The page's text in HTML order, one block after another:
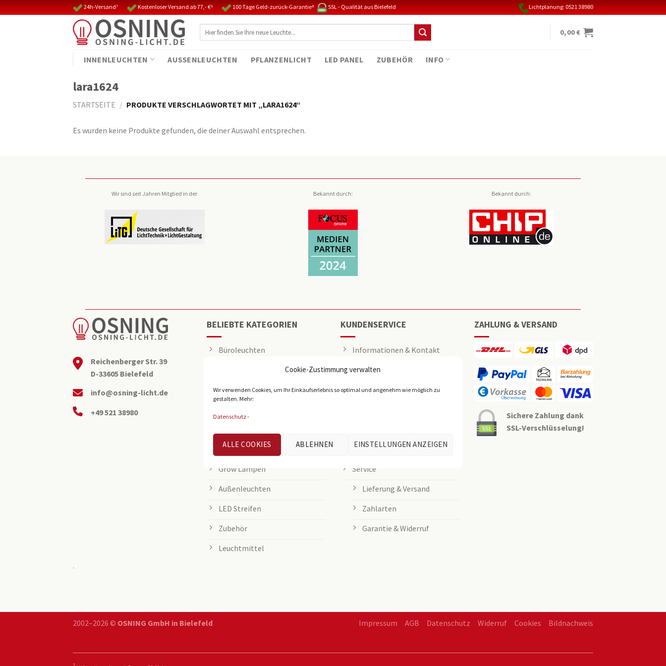
Cookie-Zustimmung verwalten
Wir verwenden Cookies, um Ihr Einkaufserlebnis so optimal und angenehm wie möglich zu
gestalten. Mehr:
Datenschutz-
ALLE COOKIES ABLEHNEN EINSTELLUNGEN ANZEIGEN
Skip
to
24h-Versand⁷ Kostenloser Versand ab 77,- €⁵ 100 Tage Geld-zurück-Garantie⁸ SSL - Qualität aus Bielefeld Lichtplanung: 0521 38980
Suche
0,00€
INNENLEUCHTEN AUSSENLEUCHTEN PFLANZENLICHT LED PANEL ZUBEHÖR INFO
lara1624
STARTSEITE / PRODUKTE VERSCHLAGWORTET MIT „LARA1624“
Es wurden keine Produkte gefunden, die deiner Auswahl entsprechen.
Wir sind seit Jahren Mitglied in der Bekannt durch: Bekannt durch:
Reichenberger Str. 39
D-33605 Bielefeld
info@osning-licht.de
+49 521 38980
BELIEBTE KATEGORIEN
Büroleuchten
Rasterleuchten
Tischleuchten
Grow Lampen
Außenleuchten
LED Streifen
Zubehör
Leuchtmittel
KUNDENSERVICE
Informationen & Kontakt
Angebot anfragen
Über uns
Entsorgung von Batterien
Service
Lieferung & Versand
Zahlarten
Garantie & Widerruf
ZAHLUNG & VERSAND
Sichere Zahlung dank
SSL-Verschlüsselung!
.
2002–2026 © OSNING GmbH in Bielefeld Impressum AGB Datenschutz Widerruf Cookies Bildnachweis